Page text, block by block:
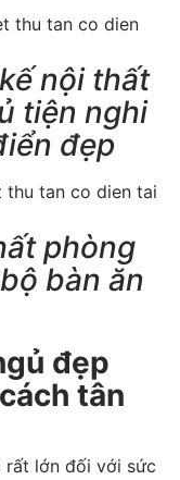
nội thất
tiện nghi
đẹp
phòng
bàn ăn
đẹp
tân
rất lớn đối với sức